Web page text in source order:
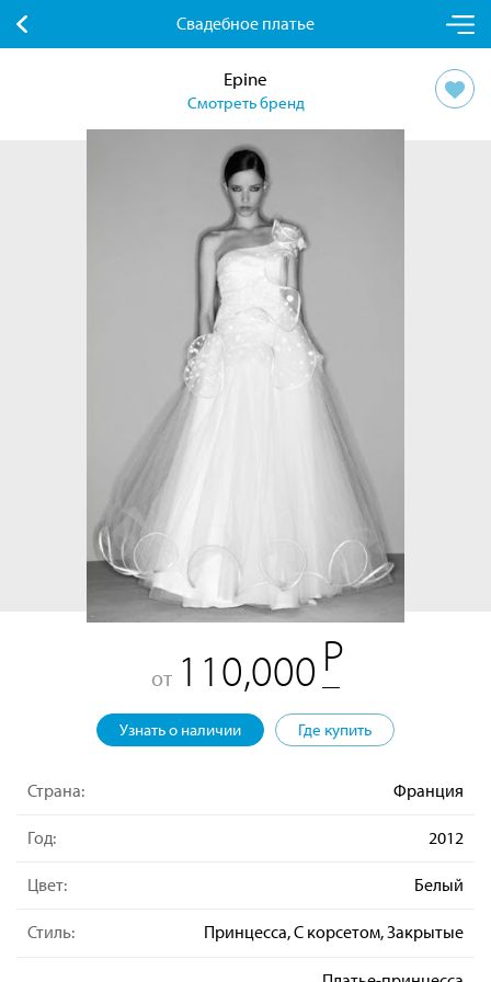
Свадебное платье
Epine
Смотреть бренд
от 110,000
Узнать о наличии Где купить
Страна: Франция
Год: 2012
Цвет: Белый
Стиль: Принцесса, С корсетом, Закрытые